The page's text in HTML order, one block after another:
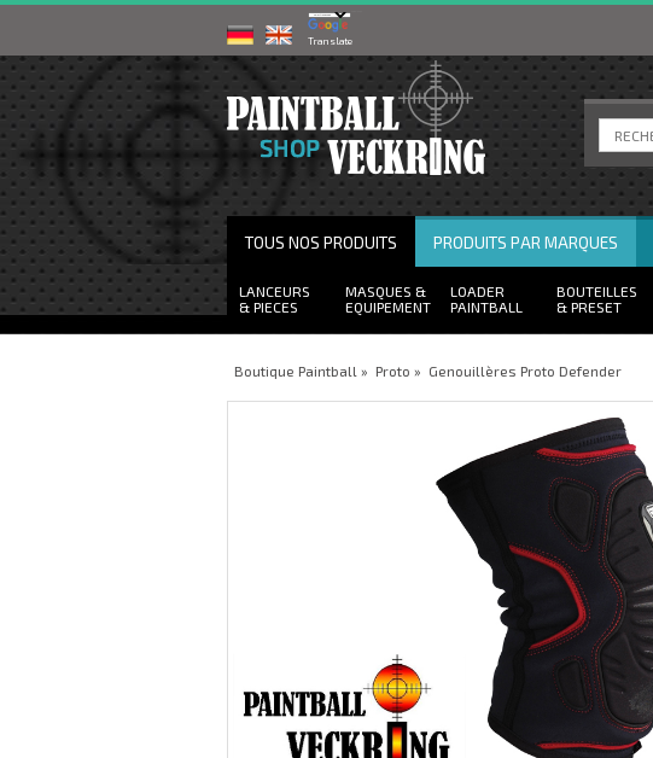
Translate
TOUS NOS PRODUITS
LANCEURS
PIECES
MASQUES
EQUIPEMENT
LOADER
PAINTBALL
BOUTEILLES
PRESET
PRODUITS PAR MARQUES
Boutique Paintball » Proto » Genouillères Proto Defender